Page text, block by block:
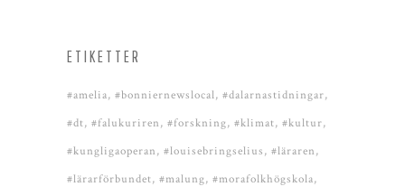
ETIKETTER
#amelia #bonniernewslocal #dalarnastidningar
#dt #falukuriren #forskning #klimat #kultur
#kungligaoperan #louisebringselius #läraren
#lärarförbundet #malung #morafolkhögskola